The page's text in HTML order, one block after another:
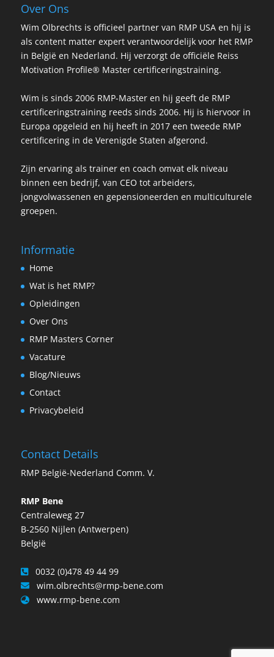
Over Ons
Wim Olbrechts is officieel partner van RMP USA en hij is
als content matter expert verantwoordelijk voor het RMP
in België en Nederland. Hij verzorgt de officiële Reiss
Motivation Profile® Master certificeringstraining.
Wim is sinds 2006 RMP-Master en hij geeft de RMP
certificeringstraining reeds sinds 2006. Hij is hiervoor in
Europa opgeleid en hij heeft in 2017 een tweede RMP
certificering in de Verenigde Staten afgerond.
Zijn ervaring als trainer en coach omvat elk niveau
binnen een bedrijf, van CEO tot arbeiders,
jongvolwassenen en gepensioneerden en multiculturele
groepen.
Informatie
Home
Wat is het RMP?
Opleidingen
Over Ons
RMP Masters Corner
Vacature
Blog/Nieuws
Contact
Privacybeleid
Contact Details
RMP België-Nederland Comm. V.
RMP Bene
Centraleweg 27
B-2560 Nijlen (Antwerpen)
België
0032 (0)478 49 44 99
wim.olbrechts@rmp-bene.com
www.rmp-bene.com